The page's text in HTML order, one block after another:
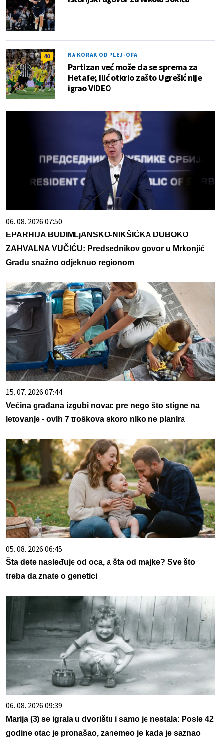
40 NA KORAK OD PLEJ-OFA
Partizan već može da se sprema za
Hetafe; Ilić otkrio zašto Ugrešić nije
igrao VIDEO
06. 08. 2026 07:50
EPARHIJA BUDIMLjANSKO-NIKŠIĆKA DUBOKO
ZAHVALNA VUČIĆU: Predsednikov govor u Mrkonjić
Gradu snažno odjeknuo regionom
15. 07. 2026 07:44
Većina građana izgubi novac pre nego što stigne na
letovanje - ovih 7 troškova skoro niko ne planira
05. 08. 2026 06:45
Šta dete nasleđuje od oca, a šta od majke? Sve što
treba da znate o genetici
06. 08. 2026 09:39
Marija (3) se igrala u dvorištu i samo je nestala: Posle 42
godine otac je pronašao, zanemeo je kada je saznao